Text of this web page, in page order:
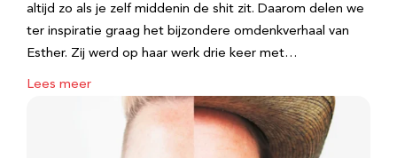
altijd zo als je zelf middenin de shit zit. Daarom delen we
ter inspiratie graag het bijzondere omdenkverhaal van
Esther. Zij werd op haar werk drie keer met…
Lees meer